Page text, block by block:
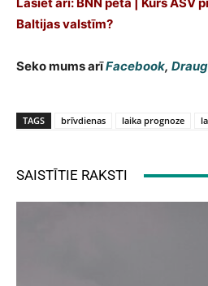
Baltijas valstīm?
Seko mums arīFacebook,
TAGS brīvdienas laika prognoze
SAISTĪTIE RAKSTI